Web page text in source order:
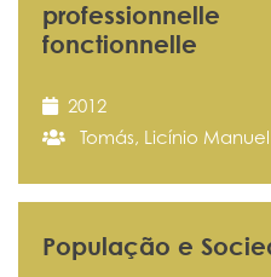
fonctionnelle
2012
Tomás, Licínio
População e